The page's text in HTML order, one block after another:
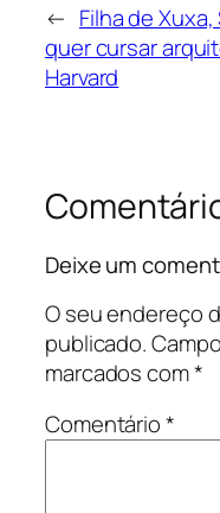
← Filha de Xuxa,
quer cursar
Harvard
Deixe um
O seu endereço
publicado.
marcados com*
Comentário*